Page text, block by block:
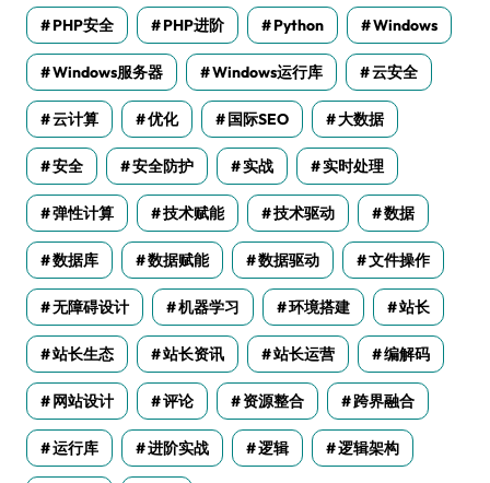
PHP安全 PHP进阶 Python Windows
Windows服务器 Windows运行库 云安全
云计算 优化 国际SEO 大数据
安全 安全防护 实战 实时处理
弹性计算 技术赋能 技术驱动 数据
数据库 数据赋能 数据驱动 文件操作
无障碍设计 机器学习 环境搭建 站长
站长生态 站长资讯 站长运营 编解码
网站设计 评论 资源整合 跨界融合
运行库 进阶实战 逻辑 逻辑架构